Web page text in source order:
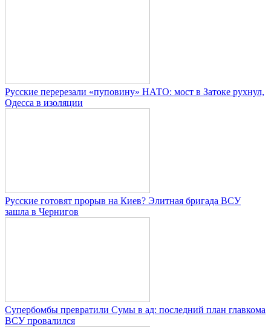
Русские перерезали «пуповину» НАТО: мост в Затоке рухнул,
Одесса в изоляции
Русские готовят прорыв на Киев? Элитная бригада ВСУ
зашла в Чернигов
Супербомбы превратили Сумы в ад: последний план главкома
ВСУ провалился